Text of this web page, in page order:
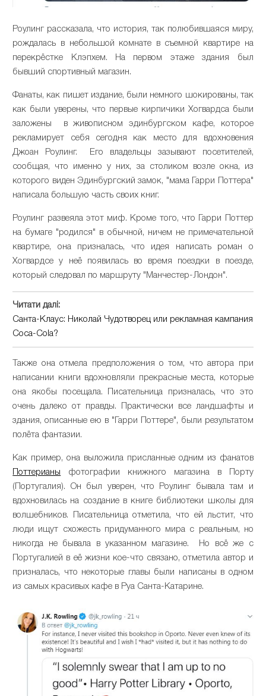
Роулинг рассказала, что история, так полюбившаяся миру,
рождалась в небольшой комнате в съемной квартире на
перекрёстке Клэпхем. На первом этаже здания был
бывший спортивный магазин.
Фанаты, как пишет издание, были немного шокированы, так
как были уверены, что первые кирпичики Хогвардса были
заложены в живописном эдинбургском кафе, которое
рекламирует себя сегодня как место для вдохновения
Джоан Роулинг. Его владельцы зазывают посетителей,
сообщая, что именно у них, за столиком возле окна, из
которого виден Эдинбургский замок, "мама Гарри Поттера"
написала большую часть своих книг.
Роулинг развеяла этот миф. Кроме того, что Гарри Поттер
на бумаге "родился" в обычной, ничем не примечательной
квартире, она призналась, что идея написать роман о
Хогвардсе у неё появилась во время поездки в поезде,
который следовал по маршруту "Манчестер-Лондон".
Читати далі:
Санта-Клаус: Николай Чудотворец или рекламная кампания
Coca-Cola?
Также она отмела предположения о том, что автора при
написании книги вдохновляли прекрасные места, которые
она якобы посещала. Писательница призналась, что это
очень далеко от правды. Практически все ландшафты и
здания, описанные ею в "Гарри Поттере", были результатом
полёта фантазии.
Как пример, она выложила присланные одним из фанатов
Поттерианы фотографии книжного магазина в Порту
(Португалия). Он был уверен, что Роулинг бывала там и
вдохновилась на создание в книге библиотеки школы для
волшебников. Писательница отметила, что ей льстит, что
люди ищут схожесть придуманного мира с реальным, но
никогда не бывала в указанном магазине. Но всё же с
Португалией в её жизни кое-что связано, отметила автор и
призналась, что некоторые главы были написаны в одном
из самых красивых кафе в Руа Санта-Катарине.